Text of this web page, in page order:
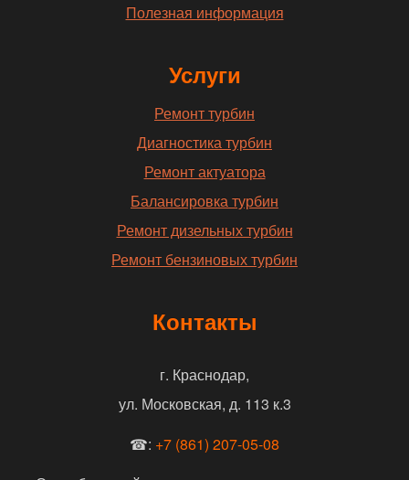
Полезная информация
Услуги
Ремонт турбин
Диагностика турбин
Ремонт актуатора
Балансировка турбин
Ремонт дизельных турбин
Ремонт бензиновых турбин
Контакты
г. Краснодар,
ул. Московская, д. 113 к.3
☎: +7 (861) 207-05-08